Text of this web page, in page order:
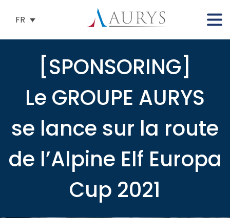
FR
[SPONSORING]
Le GROUPE AURYS
se lance sur la route
de l’Alpine Elf Europa
Cup 2021